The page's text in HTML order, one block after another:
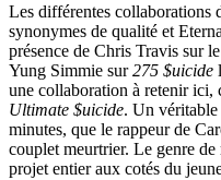
Les différentes collaborations
synonymes de qualité et
présence de Chris Travis sur
Yung Simmie sur275 $uicide
une collaboration à retenir ici,
Ultimate $uicide. Un véritable
minutes, que le rappeur de
couplet meurtrier. Le genre de
projet entier aux cotés du